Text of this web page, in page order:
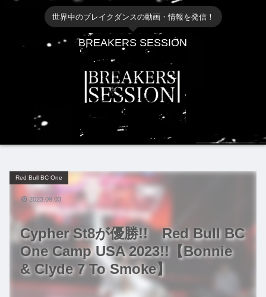
世界中のブレイクダンスの動画・情報を発信！
BREAKERS SESSION
Cypher St8が優勝!! Red Bull BC
One Camp USA 2023!!【Bonnie
& Clyde 7 To Smoke】
Red Bull BC One
2023.09.03